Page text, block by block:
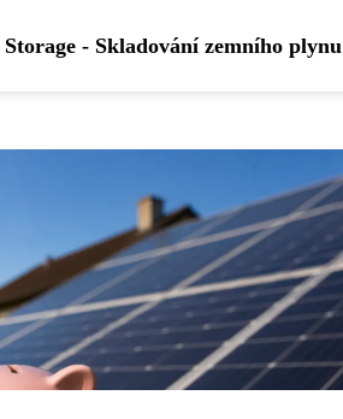
- Skladování zemního plynu